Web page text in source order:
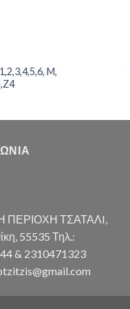
M,
ΠΕΡΙΟΧΗ ΤΣΑΤΑΛI,
55535 Τηλ.:
& 2310471323